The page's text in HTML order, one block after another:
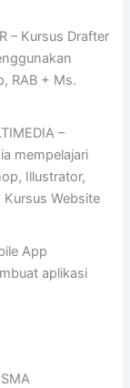
– Kursus Drafter
RAB + Ms.
–
mempelajari
Illustrator,
Website
App
aplikasi